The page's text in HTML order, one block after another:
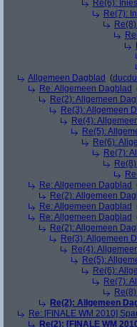
Re(6):
Re(7):
Allgemeen Dagblad (
Re: Allgemeen Dagblad
Re(2): Allgemeen
Re(3): Allgemeen
Re(4):
Re(5):
Re(6):
Re(7):
Re: Allgemeen Dagblad
Re(2): Allgemeen
Re: Allgemeen Dagblad
Re: Allgemeen Dagblad
Re(2): Allgemeen
Re(3): Allgemeen
Re(4):
Re(5):
Re(6):
Re(7):
Re(2): Allgemeen
Re: [FINALE WM 2010]
Re(2): [FINALE WM